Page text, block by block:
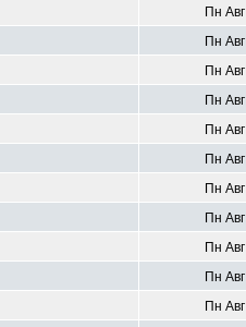
Пн
Пн
Пн
Пн
Пн
Пн
Пн
Пн
Пн
Пн
Пн